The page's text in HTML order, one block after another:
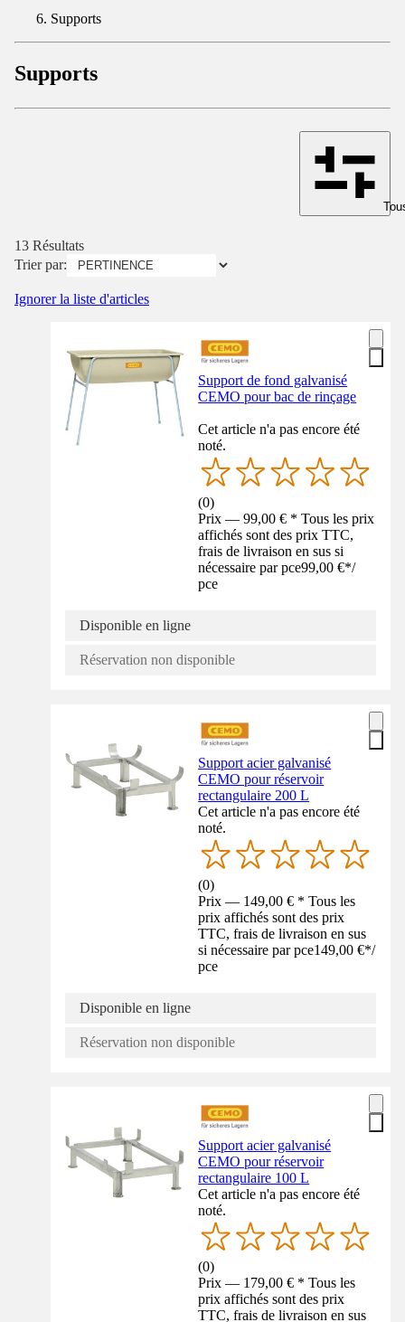
Supports
Supports
13 Résultats
Trier par:
Ignorer la liste d'articles
Support de fond galvanisé
CEMO pour bac de rinçage
Cet article n'a pas encore été
noté.
(0)
Prix — 99,00 € * Tous les prix
affichés sont des prix TTC,
frais de livraison en sus si
nécessaire par pce99,00 €*/
pce
Disponible en ligne
Réservation non disponible
Support acier galvanisé
CEMO pour réservoir
rectangulaire 200 L
Cet article n'a pas encore été
noté.
(0)
Prix — 149,00 € * Tous les
prix affichés sont des prix
TTC, frais de livraison en sus
si nécessaire par pce149,00 €*/
pce
Disponible en ligne
Réservation non disponible
Support acier galvanisé
CEMO pour réservoir
rectangulaire 100 L
Cet article n'a pas encore été
noté.
(0)
Prix — 179,00 € * Tous les
prix affichés sont des prix
TTC, frais de livraison en sus